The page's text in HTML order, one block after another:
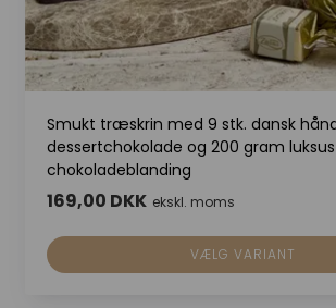
Smukt træskrin med 9 stk. dansk
dessertchokolade og 200 gram luksus
chokoladeblanding
169,00 DKK ekskl. moms
VÆLG VARIANT